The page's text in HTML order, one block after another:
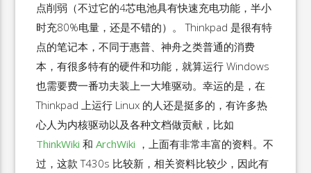
点削弱（不过它的4芯电池具有快速充电功能，半小
时充80%电量，还是不错的）。 Thinkpad 是很有特
点的笔记本，不同于惠普、神舟之类普通的消费
本，有很多特有的硬件和功能，就算运行 Windows
也需要费一番功夫装上一大堆驱动。幸运的是，在
Thinkpad 上运行 Linux 的人还是挺多的，有许多热
心人为内核驱动以及各种文档做贡献，比如
ThinkWiki 和ArchWiki ，上面有非常丰富的资料。不
过，这款 T430s 比较新，相关资料比较少，因此有